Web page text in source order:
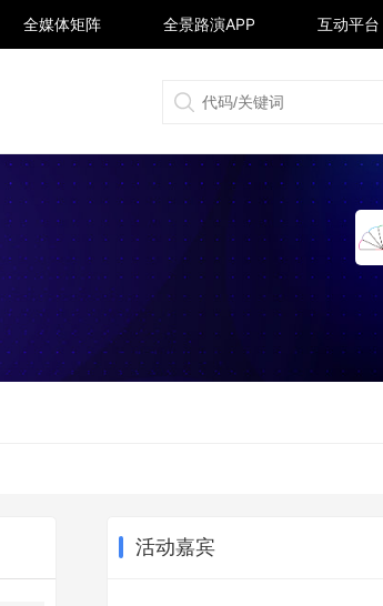
全媒体矩阵
财富号 搜狐号 同顺号 雪球号
全景路演APP 互动平台
活动嘉宾